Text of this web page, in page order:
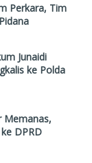
Perkara, Tim
Junaidi
ke Polda
Memanas,
DPRD